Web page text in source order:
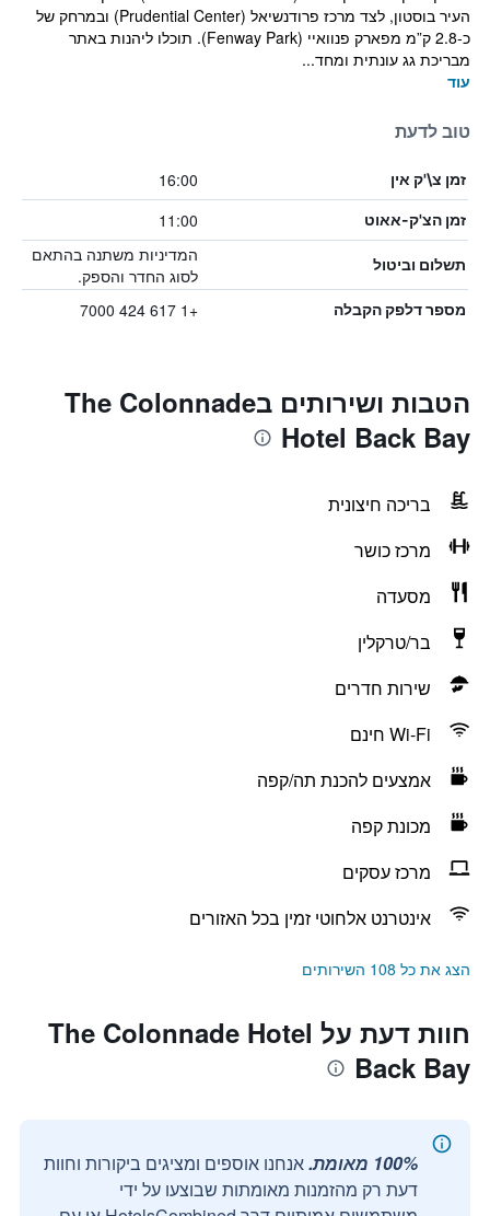
העיר בוסטון, לצד מרכז פרודנשיאל (Prudential Center) ובמרחק של
כ-2.8 ק”מ מפארק פנוואיי (Fenway Park). תוכלו ליהנות באתר
מבריכת גג עונתית ומחד...
עוד
טוב לדעת
זמן צ\'ק אין 16:00
זמן הצ'ק-אאוט 11:00
תשלום וביטול
המדיניות משתנה בהתאם
לסוג החדר והספק.
מספר דלפק הקבלה +1 617 424 7000
הטבות ושירותים בThe Colonnade
Hotel Back Bay
בריכה חיצונית
מרכז כושר
מסעדה
בר/טרקלין
שירות חדרים
Wi-Fi חינם
אמצעים להכנת תה/קפה
מכונת קפה
מרכז עסקים
אינטרנט אלחוטי זמין בכל האזורים
הצג את כל 108 השירותים
חוות דעת על The Colonnade Hotel
Back Bay
100% מאומת.
אנחנו אוספים ומציגים ביקורות וחוות
דעת רק מהזמנות מאומתות שבוצעו על ידי